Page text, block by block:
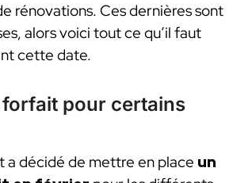
rénovations. Ces dernières sont
alors voici tout ce qu’il faut
cette date.
pour certains
a décidé de mettre en place un